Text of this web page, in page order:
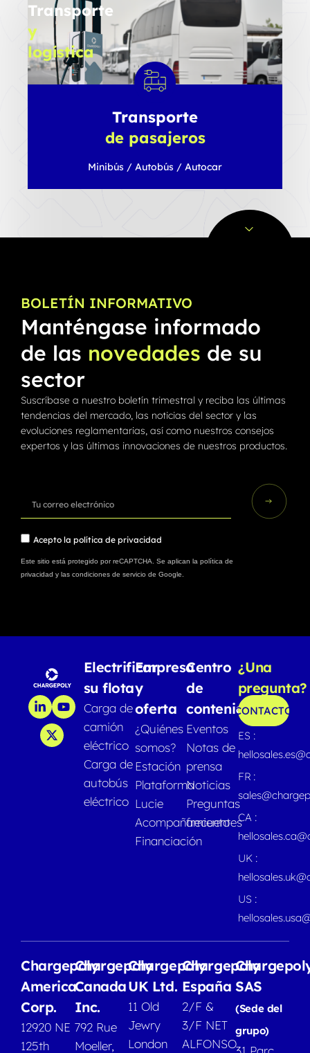
Transporte
y
logística
Tractores
Transporte
de pasajeros
Minibús / Autobús / Autocar
BOLETÍN INFORMATIVO
Manténgase informado
de las novedades de su
sector
Suscríbase a nuestro boletín trimestral y reciba las últimas
tendencias del mercado, las noticias del sector y las
evoluciones reglamentarias, así como nuestros consejos
expertos y las últimas innovaciones de nuestros productos.
Acepto la política de privacidad
Este sitio está protegido por reCAPTCHA. Se aplican la política de
privacidad y las condiciones de servicio de Google.
Electrificar
su flota
Carga de
camión
eléctrico
Carga de
autobús
eléctrico
Empresa
y
oferta
¿Quiénes
somos?
Estación
Plataforma
Lucie
Acompañamiento
Financiación
Centro
de
contenido
Eventos
Notas de
prensa
Noticias
Preguntas
frecuentes
¿Una
pregunta?
CONTACTO
ES :
FR :
CA :
UK :
US :
Chargepoly
America
Corp.
12920 NE
125th
Chargepoly
Canada
Inc.
792 Rue
Moeller,
Chargepoly
UK Ltd.
11 Old
Jewry
London
Chargepoly
España
2/F &
3/F NET
ALFONSO
SAS
(Sede del
grupo)